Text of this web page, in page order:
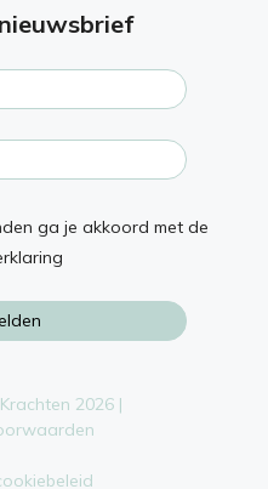
ga je akkoord met de
2026 |